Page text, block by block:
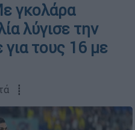
γκολάρα
λύγισε την
για τους 16 με
┋